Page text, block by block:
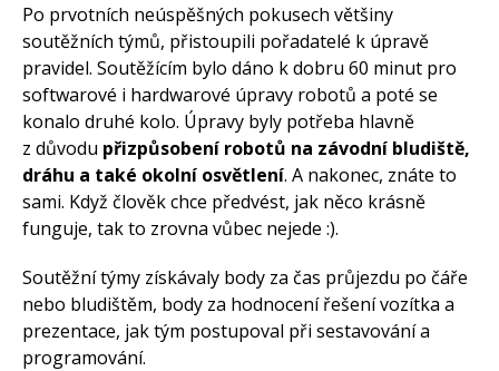
Po prvotních neúspěšných pokusech většiny
soutěžních týmů, přistoupili pořadatelé k úpravě
pravidel. Soutěžícím bylo dáno k dobru 60 minut pro
softwarové i hardwarové úpravy robotů a poté se
konalo druhé kolo. Úpravy byly potřeba hlavně
z důvodu přizpůsobení robotů na závodní bludiště,
dráhu a také okolní osvětlení. A nakonec, znáte to
sami. Když člověk chce předvést, jak něco krásně
funguje, tak to zrovna vůbec nejede :).
Soutěžní týmy získávaly body za čas průjezdu po čáře
nebo bludištěm, body za hodnocení řešení vozítka a
prezentace, jak tým postupoval při sestavování a
programování.